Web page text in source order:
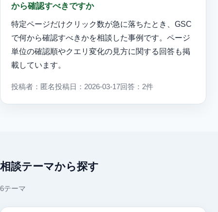
から確認すべきですか
特定ページだけクリック数が急に落ちたとき、GSC
で何から確認すべきかを相談した事例です。ページ
単位の確認順やクエリ変化の見方に関する回答も掲
載しています。
投稿者：匿名投稿日：2026-03-17回答：2件
相談テーマから探す
6テーマ